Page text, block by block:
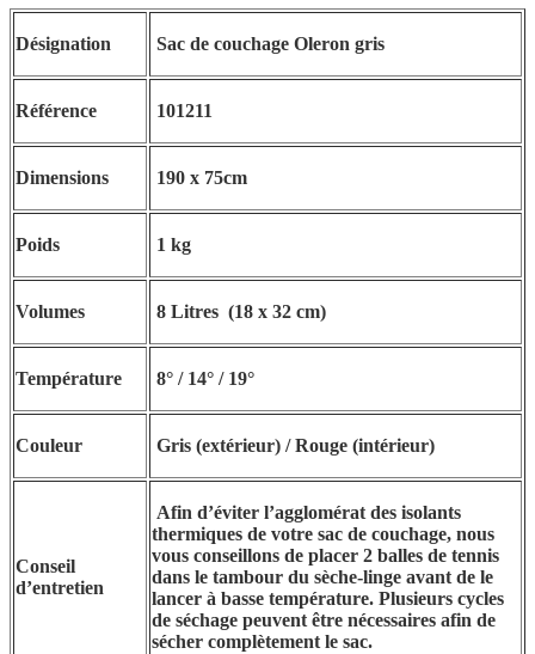
Désignation Sac de couchage Oleron gris
Référence 101211
Dimensions 190 x 75cm
Poids 1 kg
Volumes 8 Litres (18 x 32 cm)
Température 8° / 14° / 19°
Couleur Gris (extérieur) / Rouge (intérieur)
Conseil
d’entretien
Afin d’éviter l’agglomérat des isolants
thermiques de votre sac de couchage, nous
vous conseillons de placer 2 balles de tennis
dans le tambour du sèche-linge avant de le
lancer à basse température. Plusieurs cycles
de séchage peuvent être nécessaires afin de
sécher complètement le sac.